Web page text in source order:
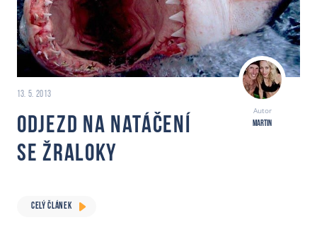
13. 5. 2013
Odjezd na natáčení
se Žraloky
CELÝ ČLÁNEK
Autor
Martin